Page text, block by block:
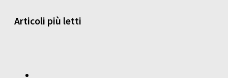
Articoli più letti